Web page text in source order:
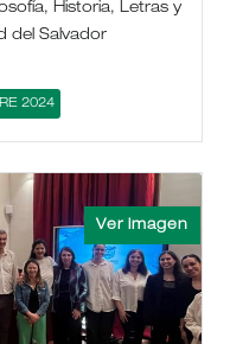
Historia, Letras y
del Salvador
2024